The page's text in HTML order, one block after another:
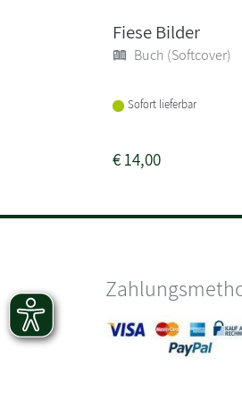
Fiese Bilder
Buch (Softcover)
Sofort lieferbar
€14,00